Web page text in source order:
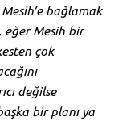
bağlamak
eğer Mesih bir
çok
değilse
bir planı ya